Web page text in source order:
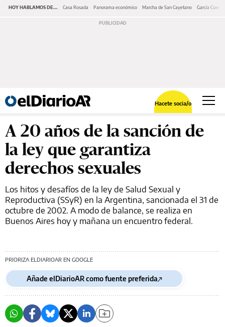
HOY HABLAMOS DE... Casa Rosada Panorama económico Marcha de San Cayetano García Cuerva
Hacete socia/o
A 20 años de la sanción de
la ley que garantiza
derechos sexuales
Los hitos y desafíos de la ley de Salud Sexual y
Reproductiva (SSyR) en la Argentina, sancionada el 31 de
octubre de 2002. A modo de balance, se realiza en
Buenos Aires hoy y mañana un encuentro federal.
PRIORIZA ELDIARIOAR EN GOOGLE
Añade elDiarioAR como fuente preferida